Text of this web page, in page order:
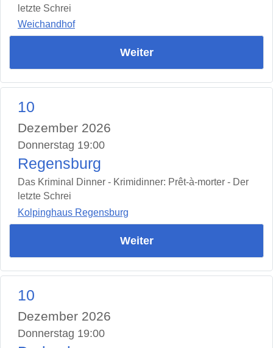
letzte Schrei
Weichandhof
Weiter
10
Dezember 2026
Donnerstag 19:00
Regensburg
Das Kriminal Dinner - Krimidinner: Prêt-à-morter - Der
letzte Schrei
Kolpinghaus Regensburg
Weiter
10
Dezember 2026
Donnerstag 19:00